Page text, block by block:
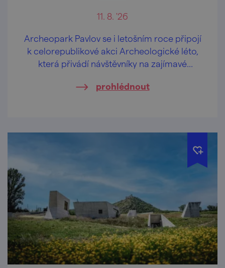
11. 8. '26
Archeopark Pavlov se i letošním roce připojí
k celorepublikové akci Archeologické léto,
která přivádí návštěvníky na zajímavé
odborníků z archeologických ústavů, muzeí
prohlédnout